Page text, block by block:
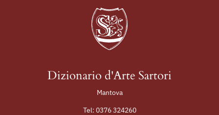
Dizionario d'Arte Sartori
Mantova
Tel: 0376 324260